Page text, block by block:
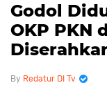
Godol
OKP PKN
Redatur DI Tv